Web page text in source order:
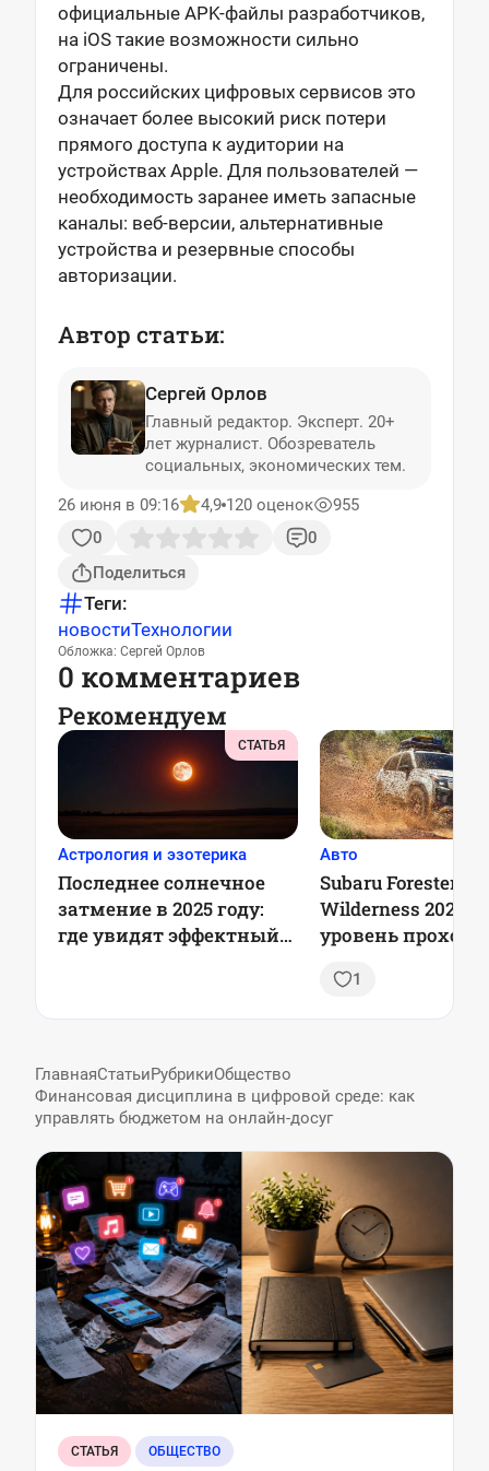
официальные APK-файлы разработчиков,
на iOS такие возможности сильно
ограничены.
Для российских цифровых сервисов это
означает более высокий риск потери
прямого доступа к аудитории на
устройствах Apple. Для пользователей —
необходимость заранее иметь запасные
каналы: веб-версии, альтернативные
устройства и резервные способы
авторизации.
Автор статьи:
Сергей Орлов
Главный редактор. Эксперт. 20+
лет журналист. Обозреватель
социальных, экономических тем.
26 июня в 09:16
4,9 120 оценок
955
0
0
Поделиться
Теги:
новостиТехнологии
Обложка: Сергей Орлов
0 комментариев
Рекомендуем
СТАТЬЯ
Астрология и эзотерика
Последнее солнечное
затмение в 2025 году:
где увидят эффектный
Авто
Subaru Forester
Wilderness 2025:
уровень
приключений
1
ГлавнаяСтатьиРубрикиОбщество
Финансовая дисциплина в цифровой среде: как
управлять бюджетом на онлайн-досуг
СТАТЬЯ ОБЩЕСТВО